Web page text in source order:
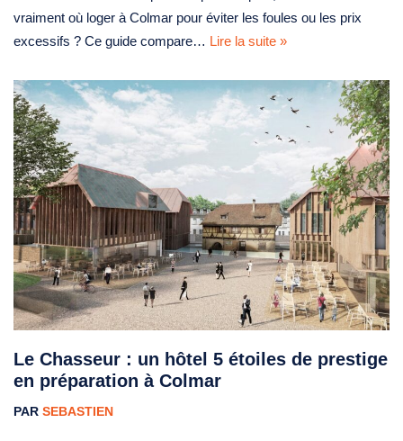
vraiment où loger à Colmar pour éviter les foules ou les prix
excessifs ? Ce guide compare… Lire la suite »
Le Chasseur : un hôtel 5 étoiles de prestige
en préparation à Colmar
PAR SEBASTIEN